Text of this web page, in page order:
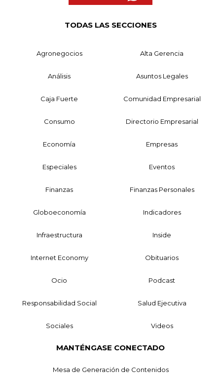
TODAS LAS SECCIONES
Agronegocios Alta Gerencia
Análisis Asuntos Legales
Caja Fuerte Comunidad Empresarial
Consumo Directorio Empresarial
Economía Empresas
Especiales Eventos
Finanzas Finanzas Personales
Globoeconomía Indicadores
Infraestructura Inside
Internet Economy Obituarios
Ocio Podcast
Responsabilidad Social Salud Ejecutiva
Sociales Videos
MANTÉNGASE CONECTADO
Mesa de Generación de Contenidos